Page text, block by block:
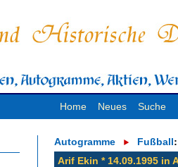
Home Neues Suche
Autogramme Fußball:
Arif Ekin * 14.09.1995 in